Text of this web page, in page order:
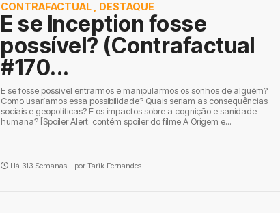
CONTRAFACTUAL DESTAQUE
E se Inception fosse
possível? (Contrafactual
#170...
E se fosse possível entrarmos e manipularmos os sonhos de alguém?
Como usaríamos essa possibilidade? Quais seriam as consequências
sociais e geopolíticas? E os impactos sobre a cognição e sanidade
humana? [Spoiler Alert: contém spoiler do filme A Origem e...
Há 313 Semanas - por Tarik Fernandes